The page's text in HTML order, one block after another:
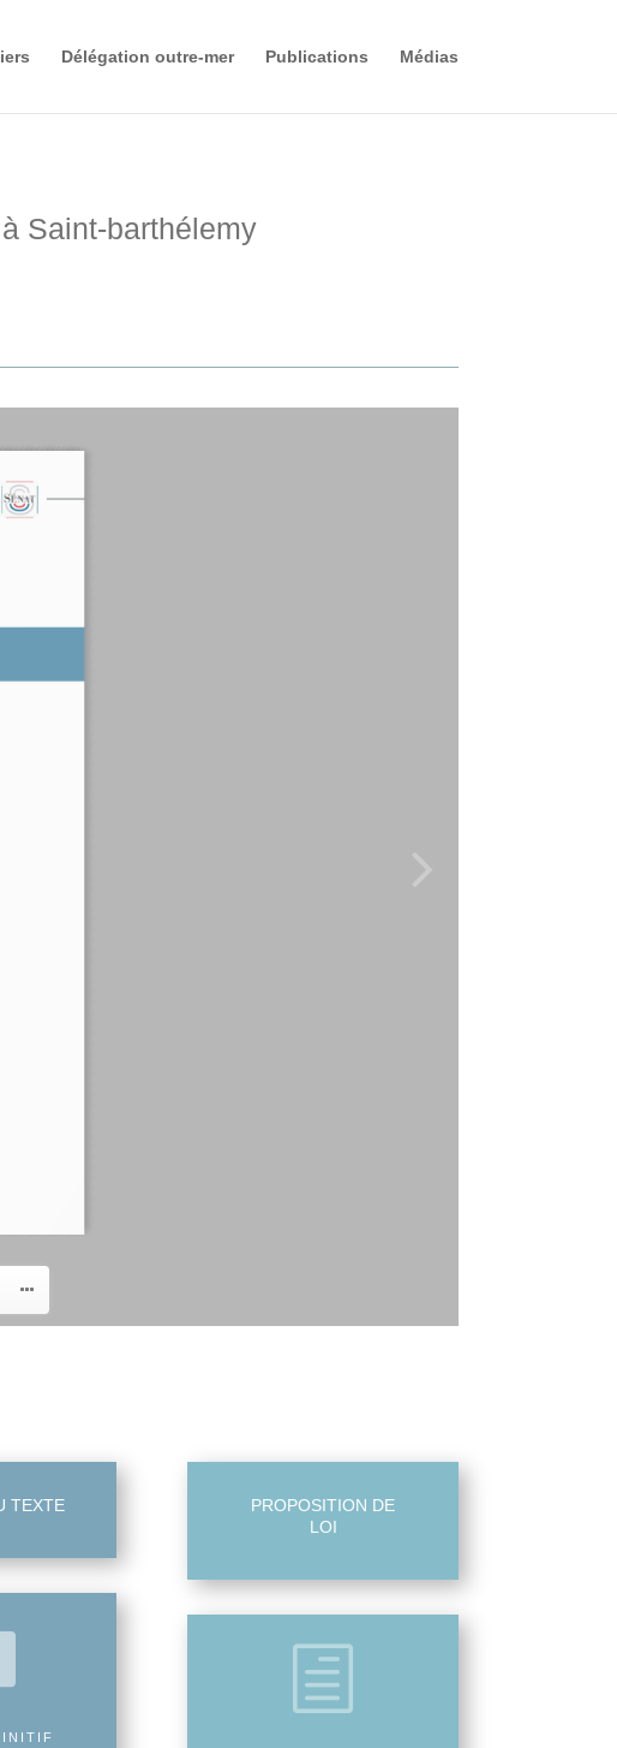
Délégation outre-mer Publications Médias
Saint-barthélemy
TEXTE
PROPOSITION DE
LOI
h